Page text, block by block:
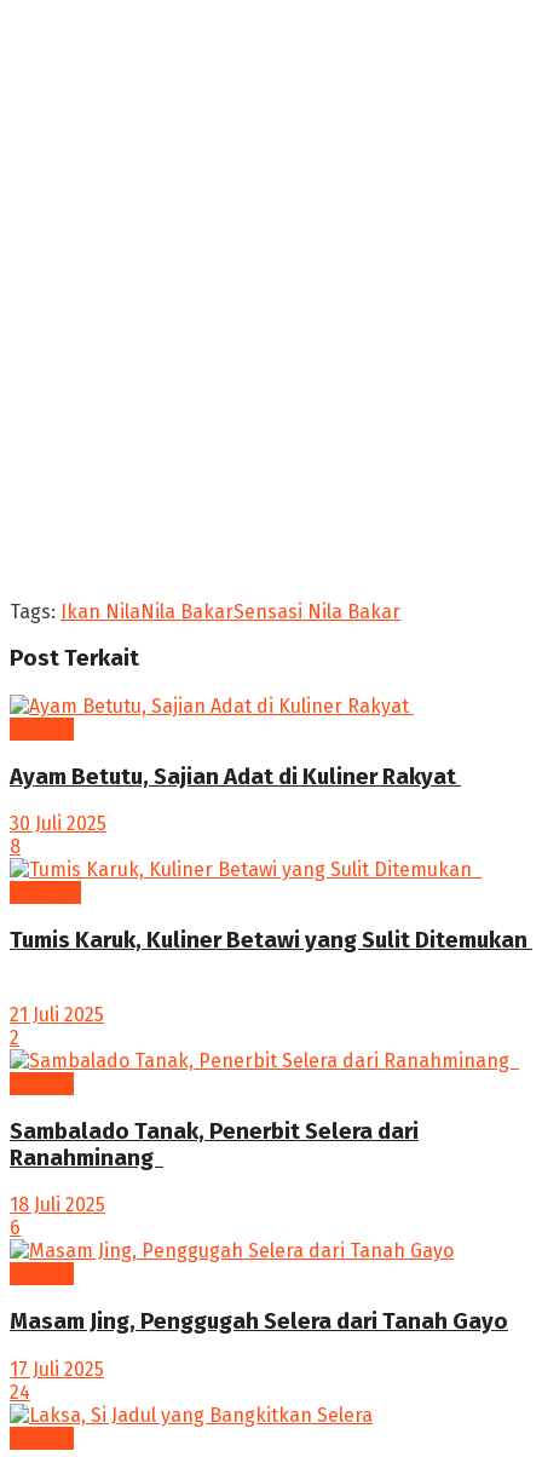
Tags: Ikan NilaNila BakarSensasi Nila Bakar
PostTerkait
Ayam Betutu, Sajian Adat di Kuliner Rakyat ‎
30 Juli 2025
8
Tumis Karuk, Kuliner Betawi yang Sulit Ditemukan
21 Juli 2025
2
Sambalado Tanak, Penerbit Selera dari
Ranahminang ‎
18 Juli 2025
6
Masam Jing, Penggugah Selera dari Tanah Gayo
17 Juli 2025
24